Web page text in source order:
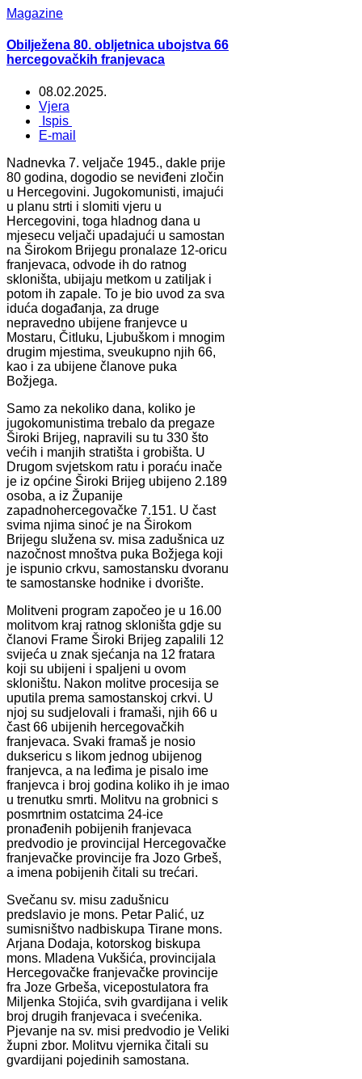
Magazine
Obilježena 80. obljetnica ubojstva 66
hercegovačkih franjevaca
08.02.2025.
Vjera
Ispis
E-mail
Nadnevka 7. veljače 1945., dakle prije
80 godina, dogodio se neviđeni zločin
u Hercegovini. Jugokomunisti, imajući
u planu strti i slomiti vjeru u
Hercegovini, toga hladnog dana u
mjesecu veljači upadajući u samostan
na Širokom Brijegu pronalaze 12-oricu
franjevaca, odvode ih do ratnog
skloništa, ubijaju metkom u zatiljak i
potom ih zapale. To je bio uvod za sva
iduća događanja, za druge
nepravedno ubijene franjevce u
Mostaru, Čitluku, Ljubuškom i mnogim
drugim mjestima, sveukupno njih 66,
kao i za ubijene članove puka
Božjega.
Samo za nekoliko dana, koliko je
jugokomunistima trebalo da pregaze
Široki Brijeg, napravili su tu 330 što
većih i manjih stratišta i grobišta. U
Drugom svjetskom ratu i poraću inače
je iz općine Široki Brijeg ubijeno 2.189
osoba, a iz Županije
zapadnohercegovačke 7.151. U čast
svima njima sinoć je na Širokom
Brijegu služena sv. misa zadušnica uz
nazočnost mnoštva puka Božjega koji
je ispunio crkvu, samostansku dvoranu
te samostanske hodnike i dvorište.
Molitveni program započeo je u 16.00
molitvom kraj ratnog skloništa gdje su
članovi Frame Široki Brijeg zapalili 12
svijeća u znak sjećanja na 12 fratara
koji su ubijeni i spaljeni u ovom
skloništu. Nakon molitve procesija se
uputila prema samostanskoj crkvi. U
njoj su sudjelovali i framaši, njih 66 u
čast 66 ubijenih hercegovačkih
franjevaca. Svaki framaš je nosio
duksericu s likom jednog ubijenog
franjevca, a na leđima je pisalo ime
franjevca i broj godina koliko ih je imao
u trenutku smrti. Molitvu na grobnici s
posmrtnim ostatcima 24-ice
pronađenih pobijenih franjevaca
predvodio je provincijal Hercegovačke
franjevačke provincije fra Jozo Grbeš,
a imena pobijenih čitali su trećari.
Svečanu sv. misu zadušnicu
predslavio je mons. Petar Palić, uz
sumisništvo nadbiskupa Tirane mons.
Arjana Dodaja, kotorskog biskupa
mons. Mladena Vukšića, provincijala
Hercegovačke franjevačke provincije
fra Joze Grbeša, vicepostulatora fra
Miljenka Stojića, svih gvardijana i velik
broj drugih franjevaca i svećenika.
Pjevanje na sv. misi predvodio je Veliki
župni zbor. Molitvu vjernika čitali su
gvardijani pojedinih samostana.